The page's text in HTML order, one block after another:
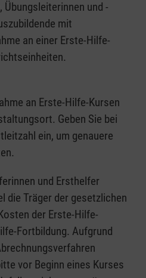
und -
mit
an einer Erste-Hilfe-
an Erste-Hilfe-Kursen
Geben Sie bei
ein, um genauere
und Ersthelfer
die Träger der gesetzlichen
der Erste-Hilfe-
Fortbildung. Aufgrund
vor Beginn eines Kurses